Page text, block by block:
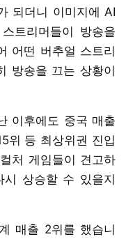
되더니 이미지에 AI
트리머들이 방송을
어떤 버추얼 스트리
방송을 끄는 상황이
이후에도 중국 매출
위 등 최상위권 진입
처 게임들이 견고하
상승할 수 있을지
매출 2위를 했습니